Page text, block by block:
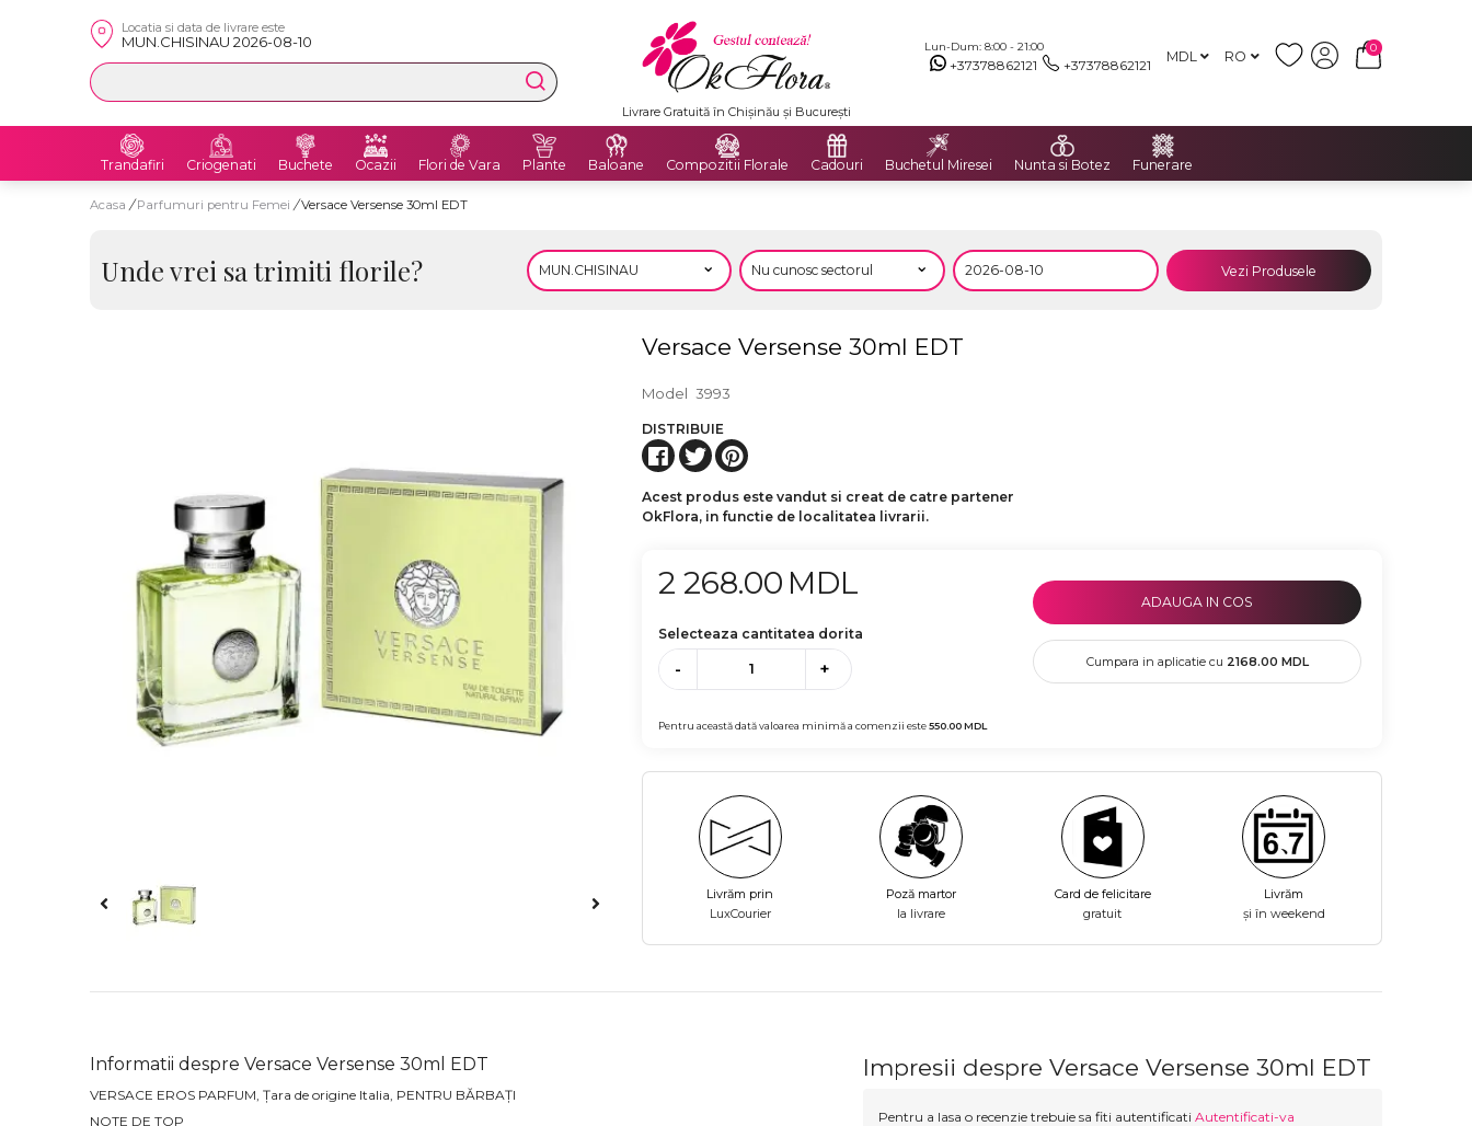
Locatia si data de livrare este
MUN.CHISINAU 2026-08-10 Lun-Dum: 8:00 - 21:00
+37378862121 +37378862121 MDL RO
0
Livrare Gratuită în Chișinău și București
Trandafiri Criogenati Buchete Ocazii Flori de Vara Plante Baloane Compozitii Florale Cadouri Buchetul Miresei Nunta si Botez Funerare
Acasa / Parfumuri pentru Femei / Versace Versense 30ml EDT
Unde vrei sa trimiti florile? Vezi Produsele
Versace Versense 30ml EDT
Model 3993
DISTRIBUIE
Acest produs este vandut si creat de catre partener
OkFlora, in functie de localitatea livrarii.
2 268.00 MDL
Selecteaza cantitatea dorita
- +
Pentru această dată valoarea minimă a comenzii este550.00MDL
ADAUGA IN COS
Cumpara in aplicatie cu 2168.00 MDL
Livrăm prin
LuxCourier
Poză martor
la livrare
Card de felicitare
gratuit
Livrăm
și în weekend
Informatii despre Versace Versense 30ml EDT
VERSACE EROS PARFUM, Țara de origine Italia, PENTRU BĂRBAȚI
NOTE DE TOP
Impresii despre Versace Versense 30ml EDT
Pentru a lasa o recenzie trebuie sa fiti autentificati Autentificati-va